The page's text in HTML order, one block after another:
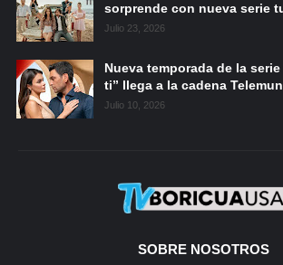
sorprende con nueva serie
Julio 23, 2026
Nueva temporada de la
ti” llega a la cadena
Julio 10, 2026
SOBRE NOSOTROS